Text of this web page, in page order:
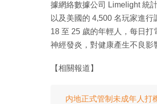
據網絡數據公司 Limelight 統
以及美國的 4,500 名玩家進
18 至 25 歲的年輕人，每日打
神經發炎，對健康產生不良影
【相關報道】
内地正式管制未成年人打